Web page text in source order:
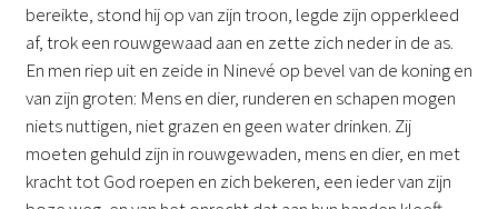
bereikte, stond hij op van zijn troon, legde zijn opperkleed
af, trok een rouwgewaad aan en zette zich neder in de as.
En men riep uit en zeide in Ninevé op bevel van de koning en
van zijn groten: Mens en dier, runderen en schapen mogen
niets nuttigen, niet grazen en geen water drinken. Zij
moeten gehuld zijn in rouwgewaden, mens en dier, en met
kracht tot God roepen en zich bekeren, een ieder van zijn